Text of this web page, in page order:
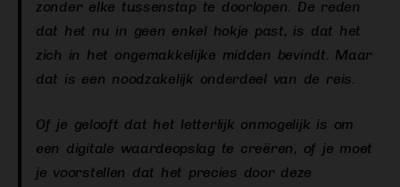
zonder elke tussenstap te doorlopen. De reden
dat het nu in geen enkel hokje past, is dat het
zich in het ongemakkelijke midden bevindt. Maar
dat is een noodzakelijk onderdeel van de reis.
Of je gelooft dat het letterlijk onmogelijk is om
een digitale waardeopslag te creëren, of je moet
je voorstellen dat het precies door deze